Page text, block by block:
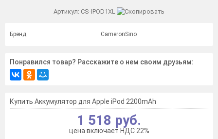
Артикул: CS-IPOD1XL
Бренд CameronSino
Понравился товар? Расскажите о нем своим друзьям:
Купить Аккумулятор для Apple iPod 2200mAh
1 518 руб.
цена включает НДС 22%